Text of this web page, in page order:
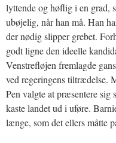
lyttende og høflig i en grad,
ubøjelig, når han må. Han
der nødig slipper grebet.
godt ligne den ideelle
Venstrefløjen fremlagde
ved regeringens tiltrædelse.
Pen valgte at præsentere sig
kaste landet ud i uføre.
længe, som det ellers måtte